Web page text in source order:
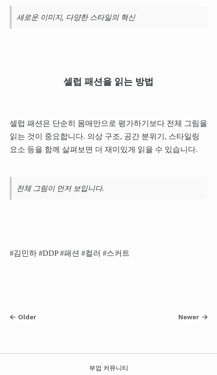
새로운 이미지, 다양한 스타일의 혁신
셀럽 패션을 읽는 방법
셀럽 패션은 단순히 몸매만으로 평가하기보다 전체 그림을
읽는 것이 중요합니다. 의상 구조, 공간 분위기, 스타일링
요소 등을 함께 살펴보면 더 재미있게 읽을 수 있습니다.
전체 그림이 먼저 보입니다.
#김민하 #DDP #패션 #컬러 #스커트
Older Newer
부업 커뮤니티